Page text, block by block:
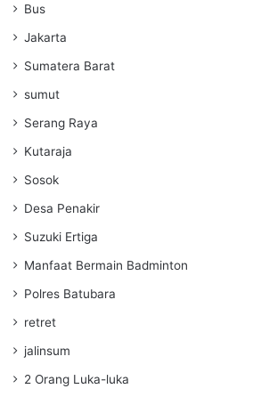
Bus
Jakarta
Sumatera Barat
sumut
Serang Raya
Kutaraja
Sosok
Desa Penakir
Suzuki Ertiga
Manfaat Bermain Badminton
Polres Batubara
retret
jalinsum
2 Orang Luka-luka